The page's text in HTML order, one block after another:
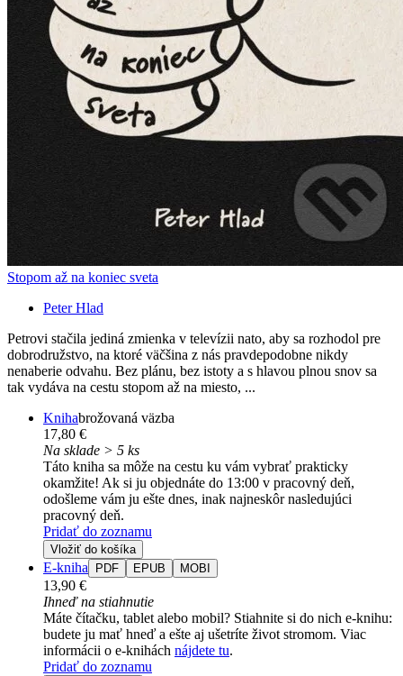
Stopom až na koniec sveta
Peter Hlad
Petrovi stačila jediná zmienka v televízii nato, aby sa rozhodol pre
dobrodružstvo, na ktoré väčšina z nás pravdepodobne nikdy
nenaberie odvahu. Bez plánu, bez istoty a s hlavou plnou snov sa
tak vydáva na cestu stopom až na miesto, ...
Knihabrožovaná väzba
17,80 €
Na sklade > 5 ks
Táto kniha sa môže na cestu ku vám vybrať prakticky
okamžite! Ak si ju objednáte do 13:00 v pracovný deň,
odošleme vám ju ešte dnes, inak najneskôr nasledujúci
pracovný deň.
Pridať do zoznamu
Vložiť do košíka
E-kniha PDF EPUB MOBI
13,90 €
Ihneď na stiahnutie
Máte čítačku, tablet alebo mobil? Stiahnite si do nich e-knihu:
budete ju mať hneď a ešte aj ušetríte život stromom. Viac
informácii o e-knihách nájdete tu.
Pridať do zoznamu